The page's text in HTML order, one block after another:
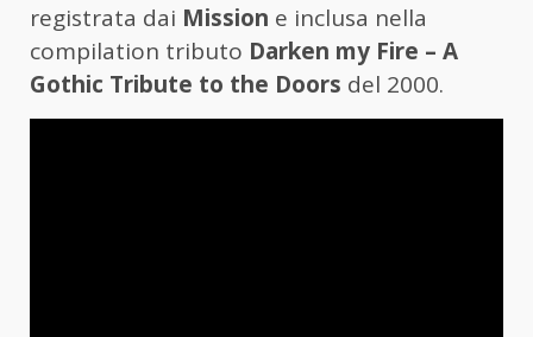
registrata dai Mission e inclusa nella
compilation tributo Darken my Fire – A
Gothic Tribute to the Doors del 2000.